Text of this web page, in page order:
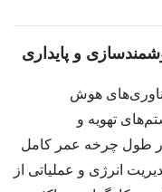
و پایداری
هوش
تهویه و
طول چرخه عمر کامل
انرژی و عملیاتی از